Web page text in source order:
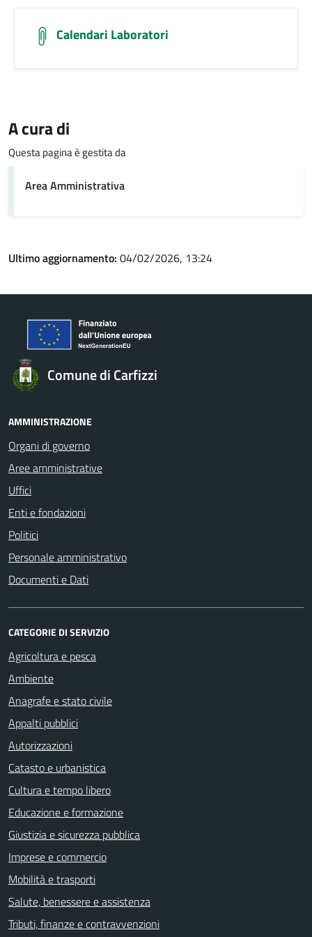
Calendari Laboratori
A cura di
Questa pagina è gestita da
Area Amministrativa
Ultimo aggiornamento: 04/02/2026, 13:24
Comune di Carfizzi
AMMINISTRAZIONE
Organi di governo
Aree amministrative
Uffici
Enti e fondazioni
Politici
Personale amministrativo
Documenti e Dati
CATEGORIE DI SERVIZIO
Agricoltura e pesca
Ambiente
Anagrafe e stato civile
Appalti pubblici
Autorizzazioni
Catasto e urbanistica
Cultura e tempo libero
Educazione e formazione
Giustizia e sicurezza pubblica
Imprese e commercio
Mobilità e trasporti
Salute, benessere e assistenza
Tributi, finanze e contravvenzioni